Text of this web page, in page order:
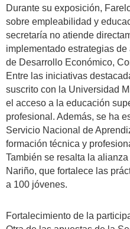
Durante su exposición,
sobre empleabilidad y
secretaría no atiende
implementado estrategias
de Desarrollo Económico,
Entre las iniciativas
suscrito con la Universidad
el acceso a la educación
profesional. Además, se ha
Servicio Nacional de
formación técnica y
También se resalta la
Nariño, que fortalece las
a 100 jóvenes.
Fortalecimiento de la